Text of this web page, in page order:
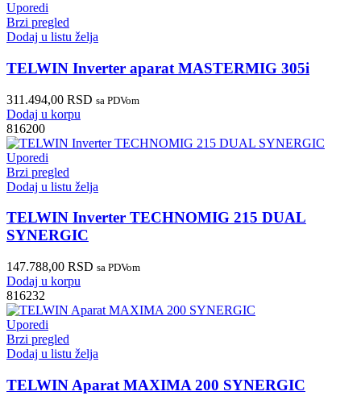
Uporedi
Brzi pregled
Dodaj u listu želja
TELWIN Inverter aparat MASTERMIG 305i
311.494,00 RSD sa PDVom
Dodaj u korpu
816200
Uporedi
Brzi pregled
Dodaj u listu želja
TELWIN Inverter TECHNOMIG 215 DUAL
SYNERGIC
147.788,00 RSD sa PDVom
Dodaj u korpu
816232
Uporedi
Brzi pregled
Dodaj u listu želja
TELWIN Aparat MAXIMA 200 SYNERGIC